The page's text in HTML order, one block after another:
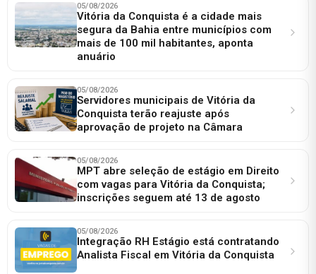
05/08/2026
Vitória da Conquista é a cidade mais
segura da Bahia entre municípios com
mais de 100 mil habitantes, aponta
anuário
05/08/2026
Servidores municipais de Vitória da
Conquista terão reajuste após
aprovação de projeto na Câmara
05/08/2026
MPT abre seleção de estágio em Direito
com vagas para Vitória da Conquista;
inscrições seguem até 13 de agosto
05/08/2026
Integração RH Estágio está contratando
Analista Fiscal em Vitória da Conquista